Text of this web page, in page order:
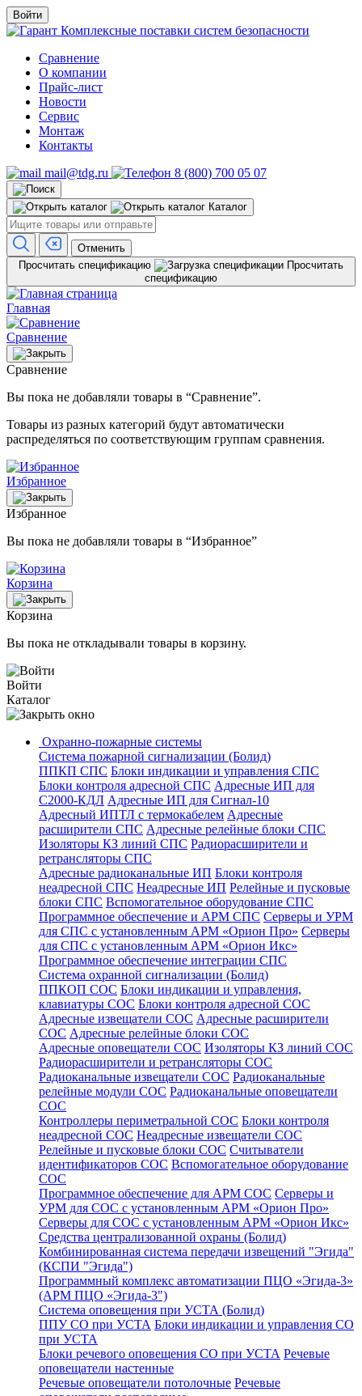
Войти
Комплексные поставки систем безопасности
Сравнение
О компании
Прайс-лист
Новости
Сервис
Монтаж
Контакты
mail@tdg.ru
8 (800) 700 05 07
Каталог
Отменить
Просчитать спецификацию
Просчитать
спецификацию
Главная
Сравнение
Сравнение
Вы пока не добавляли товары в “Сравнение”.
Товары из разных категорий будут автоматически
распределяться по соответствующим группам сравнения.
Избранное
Избранное
Вы пока не добавляли товары в “Избранное”
Корзина
Корзина
Вы пока не откладывали товары в корзину.
Войти
Каталог
Охранно-пожарные системы
Система пожарной сигнализации (Болид)
ППКП СПС Блоки индикации и управления СПС
Блоки контроля адресной СПС Адресные ИП для
С2000-КДЛ Адресные ИП для Сигнал-10
Адресный ИПТЛ с термокабелем Адресные
расширители СПС Адресные релейные блоки СПС
Изоляторы КЗ линий СПС Радиорасширители и
ретрансляторы СПС
Адресные радиоканальные ИП Блоки контроля
неадресной СПС Неадресные ИП Релейные и пусковые
блоки СПС Вспомогательное оборудование СПС
Программное обеспечение и АРМ СПС Серверы и УРМ
для СПС с установленным АРМ «Орион Про» Серверы
для СПС с установленным АРМ «Орион Икс»
Программное обеспечение интеграции СПС
Система охранной сигнализации (Болид)
ППКОП СОС Блоки индикации и управления,
клавиатуры СОС Блоки контроля адресной СОС
Адресные извещатели СОС Адресные расширители
СОС Адресные релейные блоки СОС
Адресные оповещатели СОС Изоляторы КЗ линий СОС
Радиорасширители и ретрансляторы СОС
Радиоканальные извещатели СОС Радиоканальные
релейные модули СОС Радиоканальные оповещатели
СОС
Контроллеры периметральной СОС Блоки контроля
неадресной СОС Неадресные извещатели СОС
Релейные и пусковые блоки СОС Считыватели
идентификаторов СОС Вспомогательное оборудование
СОС
Программное обеспечение для АРМ СОС Серверы и
УРМ для СОС с установленным АРМ «Орион Про»
Серверы для СОС с установленным АРМ «Орион Икс»
Средства централизованной охраны (Болид)
Комбинированная система передачи извещений "Эгида"
(КСПИ "Эгида")
Программный комплекс автоматизации ПЦО «Эгида-3»
(АРМ ПЦО «Эгида-3")
Система оповещения при УСТА (Болид)
ППУ СО при УСТА Блоки индикации и управления СО
при УСТА
Блоки речевого оповещения СО при УСТА Речевые
оповещатели настенные
Речевые оповещатели потолочные Речевые